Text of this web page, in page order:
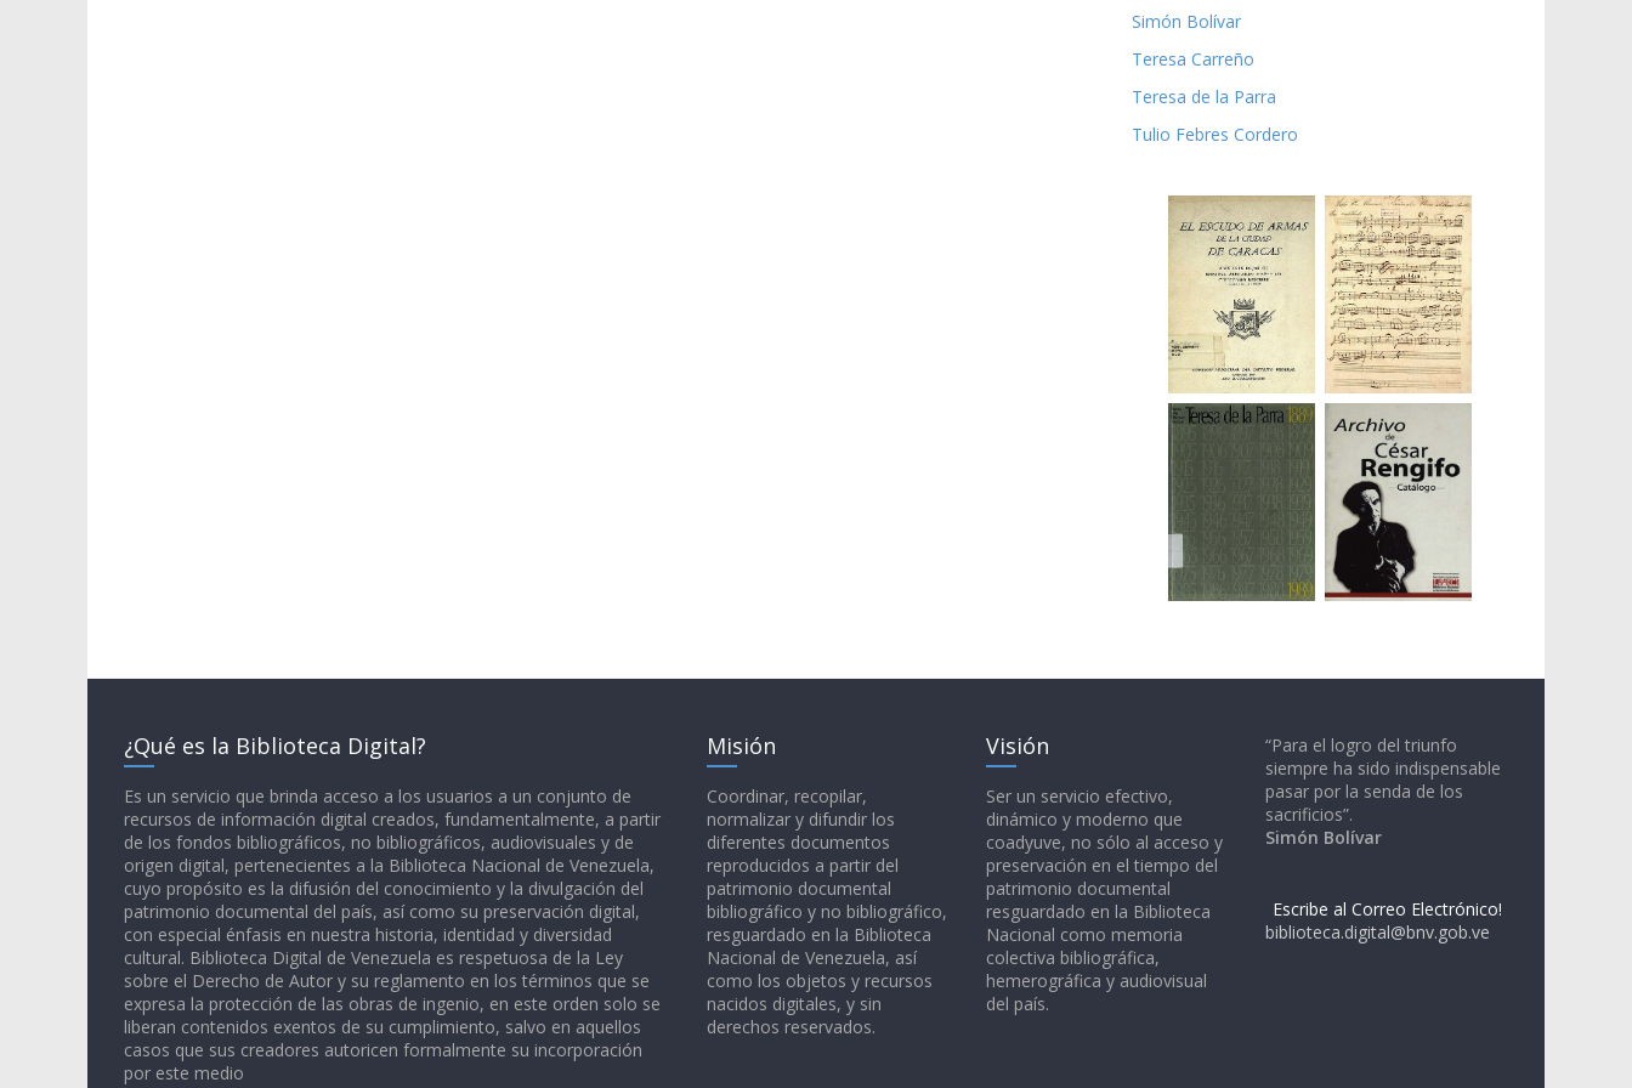
Simón Bolívar
Teresa Carreño
Teresa de la Parra
Tulio Febres Cordero
¿Qué es la Biblioteca Digital?
Es un servicio que brinda acceso a los usuarios a un conjunto de
recursos de información digital creados, fundamentalmente, a partir
de los fondos bibliográficos, no bibliográficos, audiovisuales y de
origen digital, pertenecientes a la Biblioteca Nacional de Venezuela,
cuyo propósito es la difusión del conocimiento y la divulgación del
patrimonio documental del país, así como su preservación digital,
con especial énfasis en nuestra historia, identidad y diversidad
cultural. Biblioteca Digital de Venezuela es respetuosa de la Ley
sobre el Derecho de Autor y su reglamento en los términos que se
expresa la protección de las obras de ingenio, en este orden solo se
liberan contenidos exentos de su cumplimiento, salvo en aquellos
casos que sus creadores autoricen formalmente su incorporación
por este medio
Misión
Coordinar, recopilar,
normalizar y difundir los
diferentes documentos
reproducidos a partir del
patrimonio documental
bibliográfico y no bibliográfico,
resguardado en la Biblioteca
Nacional de Venezuela, así
como los objetos y recursos
nacidos digitales, y sin
derechos reservados.
Visión
Ser un servicio efectivo,
dinámico y moderno que
coadyuve, no sólo al acceso y
preservación en el tiempo del
patrimonio documental
resguardado en la Biblioteca
Nacional como memoria
colectiva bibliográfica,
hemerográfica y audiovisual
del país.
“Para el logro del triunfo
siempre ha sido indispensable
pasar por la senda de los
sacrificios”.
Simón Bolívar
Escribe al Correo Electrónico!
biblioteca.digital@bnv.gob.ve